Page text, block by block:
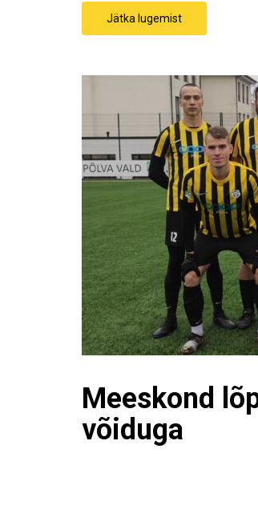
Jätka lugemist
Meeskond
võiduga